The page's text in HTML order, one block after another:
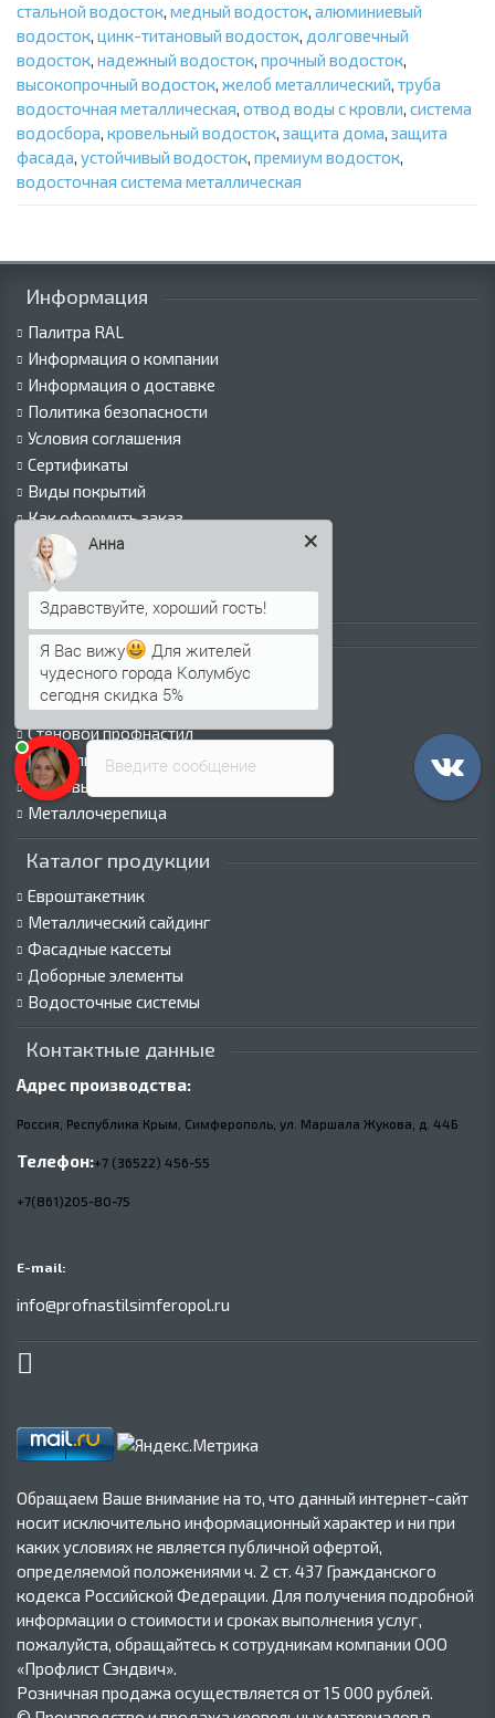
стальной водосток, медный водосток, алюминиевый
водосток, цинк-титановый водосток, долговечный
водосток, надежный водосток, прочный водосток,
высокопрочный водосток, желоб металлический, труба
водосточная металлическая, отвод воды с кровли, система
водосбора, кровельный водосток, защита дома, защита
фасада, устойчивый водосток, премиум водосток,
водосточная система металлическая
Информация
Палитра RAL
Информация о компании
Информация о доставке
Политика безопасности
Условия соглашения
Сертификаты
Виды покрытий
Как оформить заказ
Вакансии
Оплата
Пресс-центр
Каталог продукции
Профнастил для крыши
Профнастил для забора
Стеновой профнастил
Кровельные сэндвич-панели
Стеновые сэндвич-панели
Металлочерепица
Каталог продукции
Евроштакетник
Металлический сайдинг
Фасадные кассеты
Доборные элементы
Водосточные системы
Контактные данные
Адрес производства:
Россия, Республика Крым, Симферополь, ул. Маршала Жукова, д. 44Б
Телефон:+7 (36522) 456-55
+7(861)205-80-75
E-mail:
info@profnastilsimferopol.ru
Обращаем Ваше внимание на то, что данный интернет-сайт
носит исключительно информационный характер и ни при
каких условиях не является публичной офертой,
определяемой положениями ч. 2 ст. 437 Гражданского
кодекса Российской Федерации. Для получения подробной
информации о стоимости и сроках выполнения услуг,
пожалуйста, обращайтесь к сотрудникам компании ООО
«Профлист Сэндвич».
Розничная продажа осуществляется от 15 000 рублей.
Введите сообщение
Анна
Я Вас вижу
Для жителей
чудесного города Колумбус
сегодня скидка 5%